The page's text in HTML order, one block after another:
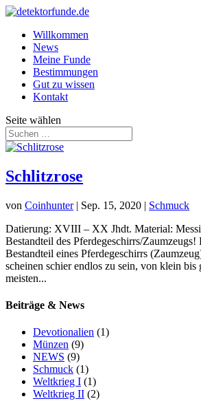
Willkommen
News
Meine Funde
Bestimmungen
Gut zu wissen
Kontakt
Seite wählen
Schlitzrose
von Coinhunter| Sep. 15, 2020 | Schmuck
Datierung: XVIII – XX Jhdt. Material:
Bestandteil des Pferdegeschirrs/
Bestandteil eines Pferdegeschirrs
scheinen schier endlos zu sein, von klein
meisten...
Beiträge & News
Devotionalien (1)
Münzen (9)
NEWS (9)
Schmuck (1)
Weltkrieg I (1)
Weltkrieg II (2)